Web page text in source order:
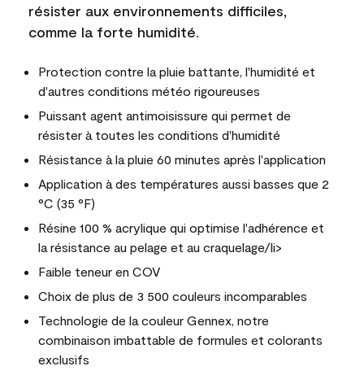
résister aux environnements difficiles,
comme la forte humidité.
Protection contre la pluie battante, l'humidité et
d'autres conditions météo rigoureuses
Puissant agent antimoisissure qui permet de
résister à toutes les conditions d'humidité
Résistance à la pluie 60 minutes après l'application
Application à des températures aussi basses que 2
°C (35 °F)
Résine 100 % acrylique qui optimise l'adhérence et
la résistance au pelage et au craquelage/li>
Faible teneur en COV
Choix de plus de 3 500 couleurs incomparables
Technologie de la couleur Gennex, notre
combinaison imbattable de formules et colorants
exclusifs